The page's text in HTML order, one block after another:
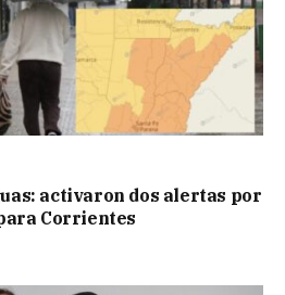
activaron dos alertas por
Corrientes